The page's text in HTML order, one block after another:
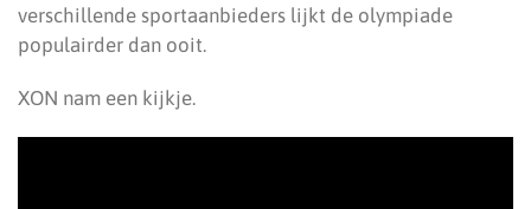
verschillende sportaanbieders lijkt de olympiade
populairder dan ooit.
XON nam een kijkje.